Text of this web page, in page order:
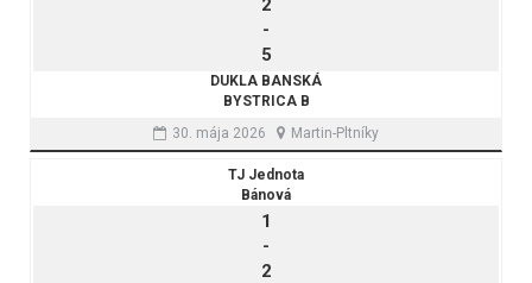
2
-
5
DUKLA BANSKÁ
BYSTRICA B
30. mája 2026
Martin-Pltníky
TJ Jednota
Bánová
1
-
2